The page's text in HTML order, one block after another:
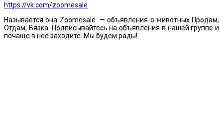
https://vk.com/zoomesale
Называется она Zoomesale — объявления о животных Продам,
Отдам, Вязка. Подписывайтесь на объявления в нашей группе и
почаще в нее заходите. Мы будем рады!